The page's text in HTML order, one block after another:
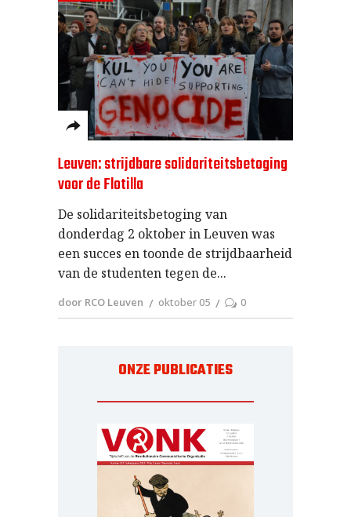
Leuven: strijdbare solidariteitsbetoging
voor de Flotilla
De solidariteitsbetoging van
donderdag 2 oktober in Leuven was
een succes en toonde de strijdbaarheid
van de studenten tegen de
door RCO Leuven oktober 05 0
ONZE PUBLICATIES